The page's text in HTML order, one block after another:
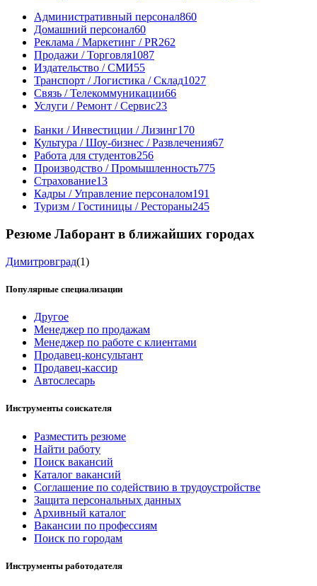
Административный персонал860
Домашний персонал60
Реклама / Маркетинг / PR262
Продажи / Торговля1087
Издательство / СМИ55
Транспорт / Логистика / Склад1027
Связь / Телекоммуникации66
Услуги / Ремонт / Сервис23
Банки / Инвестиции / Лизинг170
Культура / Шоу-бизнес / Развлечения67
Работа для студентов256
Производство / Промышленность775
Страхование13
Кадры / Управление персоналом191
Туризм / Гостиницы / Рестораны245
Резюме Лаборант в ближайших городах
Димитровград(1)
Популярные специализации
Другое
Менеджер по продажам
Менеджер по работе с клиентами
Продавец-консультант
Продавец-кассир
Автослесарь
Инструменты соискателя
Разместить резюме
Найти работу
Поиск вакансий
Каталог вакансий
Соглашение по содействию в трудоустройстве
Защита персональных данных
Архивный каталог
Вакансии по профессиям
Поиск по городам
Инструменты работодателя